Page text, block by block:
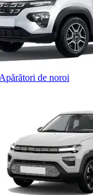
de noroi